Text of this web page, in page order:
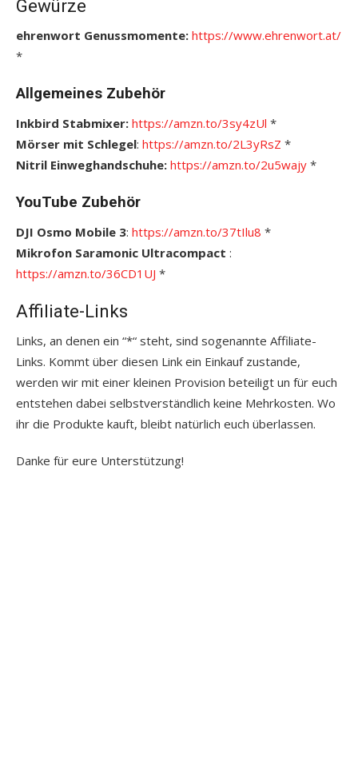
Gewürze
ehrenwort Genussmomente: https://www.ehrenwort.at/
*
Allgemeines Zubehör
Inkbird Stabmixer: https://amzn.to/3sy4zUl *
Mörser mit Schlegel: https://amzn.to/2L3yRsZ *
Nitril Einweghandschuhe: https://amzn.to/2u5wajy *
YouTube Zubehör
DJI Osmo Mobile 3: https://amzn.to/37tIlu8 *
Mikrofon Saramonic Ultracompact :
https://amzn.to/36CD1UJ *
Affiliate-Links
Links, an denen ein “*“ steht, sind sogenannte Affiliate-
Links. Kommt über diesen Link ein Einkauf zustande,
werden wir mit einer kleinen Provision beteiligt un für euch
entstehen dabei selbstverständlich keine Mehrkosten. Wo
ihr die Produkte kauft, bleibt natürlich euch überlassen.
Danke für eure Unterstützung!